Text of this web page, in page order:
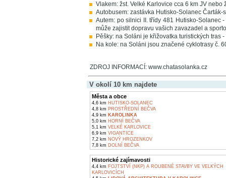
Vlakem: žst. Velké Karlovice cca 6 km JV
Autobusem: zastávka Hutisko-Solanec Čarták-
Autem: po silnici II. třídy 481 Hutisko-Solanec
může zajistit dopravu vašich zavazadel a
Pěšky: na Soláni je křižovatka turistických tras
Na kole: na Soláni jsou značené cyklotrasy č.
ZDROJ INFORMACÍ: www.chatasolanka.cz
V okolí 10 km najdete
Města a obce
4,6 km HUTISKO-SOLANEC
4,8 km PROSTŘEDNÍ BEČVA
4,9 km KAROLINKA
5,0 km HORNÍ BEČVA
5,1 km VELKÉ KARLOVICE
6,9 km VIGANTICE
7,2 km NOVÝ HROZENKOV
7,8 km DOLNÍ BEČVA
Historické zajímavosti
4,4 km FOJTSTVÍ (NKP) A ROUBENÉ STAVBY VE VELKÝCH
KARLOVICÍCH